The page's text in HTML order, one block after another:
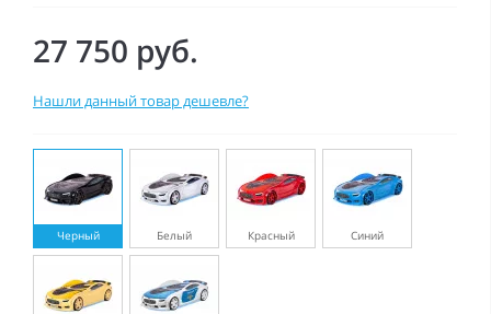
27 750 руб.
Нашли данный товар дешевле?
Черный Белый Красный Синий